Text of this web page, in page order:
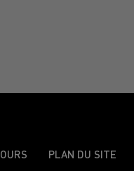
PLAN DU SITE